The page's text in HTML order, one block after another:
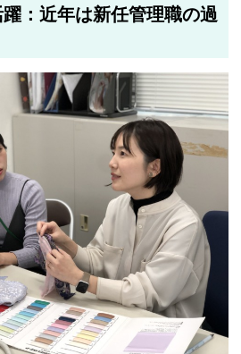
：近年は新任管理職の過